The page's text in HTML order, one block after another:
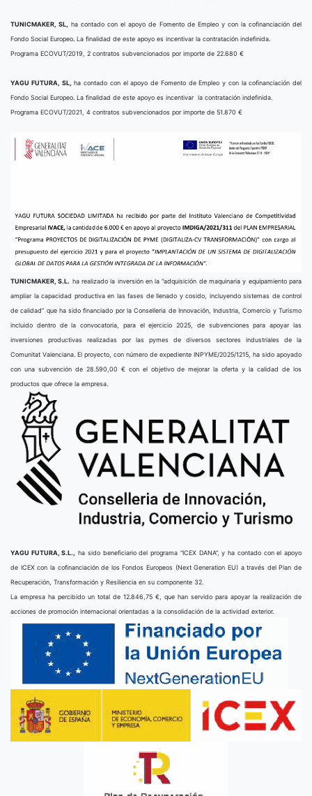
TUNICMAKER, SL,
ha contado con el apoyo de Fomento de Empleo y con la cofinanciación del
Fondo Social Europeo. La finalidad de este apoyo es incentivar la contratación indefinida.
Programa ECOVUT/2019, 2 contratos subvencionados por importe de 22.680 €
YAGU FUTURA, SL,
ha contado con el apoyo de Fomento de Empleo y con la cofinanciación del
Fondo Social Europeo. La finalidad de este apoyo es incentivar la contratación indefinida.
Programa ECOVUT/2021, 4 contratos subvencionados por importe de 51.870 €
TUNICMAKER, S.L. ha realizado la inversión en la “adquisición de maquinaria y equipamiento para
ampliar la capacidad productiva en las fases de llenado y cosido, incluyendo sistemas de control
de calidad” que ha sido financiado por la Conselleria de Innovación, Industria, Comercio y Turismo
incluido dentro de la convocatoria, para el ejercicio 2025, de subvenciones para apoyar las
inversiones productivas realizadas por las pymes de diversos sectores industriales de la
Comunitat Valenciana. El proyecto, con número de expediente INPYME/2025/1215, ha sido apoyado
con una subvención de 28.590,00 € con el objetivo de mejorar la oferta y la calidad de los
productos que ofrece la empresa.
YAGU FUTURA, S.L.,
ha sido beneficiario del programa “ICEX DANA”, y ha contado con el apoyo
de ICEX con la cofinanciación de los Fondos Europeos (Next Generation EU) a través del Plan de
Recuperación, Transformación y Resiliencia en su componente 32.
La empresa ha percibido un total de 12.846,75 €, que han servido para apoyar la realización de
acciones de promoción internacional orientadas a la consolidación de la actividad exterior.